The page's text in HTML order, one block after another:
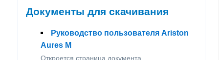
Документы для скачивания
Руководство пользователя Ariston
Aures M
Откроется страница документа